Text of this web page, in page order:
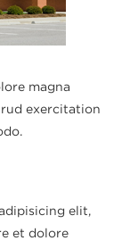
magna
exercitation
elit,
et dolore